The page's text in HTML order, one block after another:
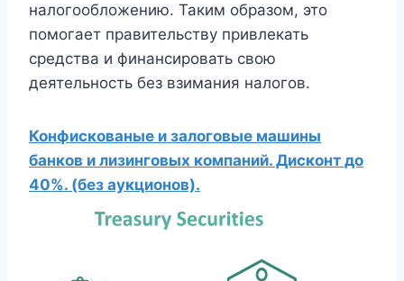
налогообложению. Таким образом, это
помогает правительству привлекать
средства и финансировать свою
деятельность без взимания налогов.
Конфискованые и залоговые машины
банков и лизинговых компаний. Дисконт до
40%. (без аукционов).